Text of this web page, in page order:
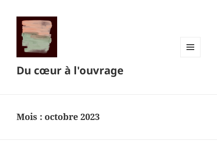
Du cœur à l'ouvrage
Mois :octobre 2023